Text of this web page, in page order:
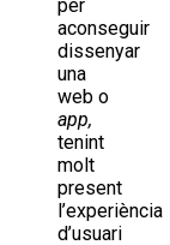
per
aconseguir
dissenyar
una
web o
app,
tenint
molt
present
l’experiència
d’usuari